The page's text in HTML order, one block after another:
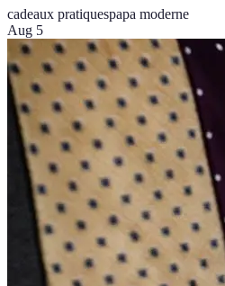
cadeaux pratiquespapa moderne
Aug 5